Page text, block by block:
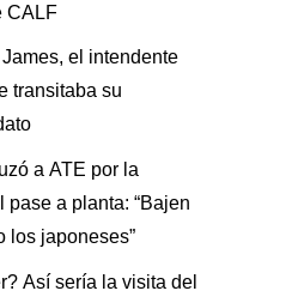
CALF
el intendente
transitaba su
a ATE por la
pase a planta: “Bajen
los japoneses”
Así sería la visita del